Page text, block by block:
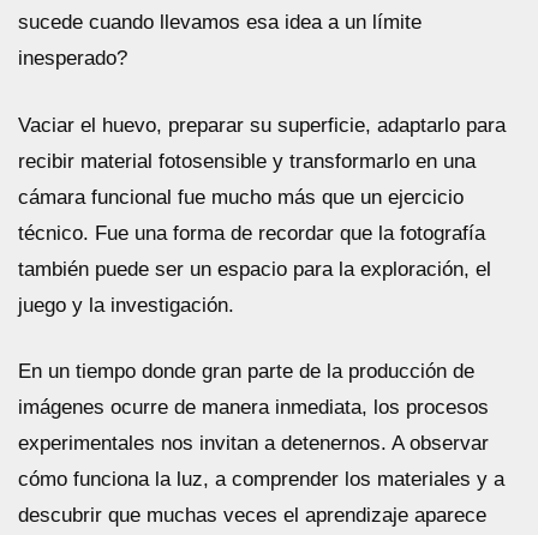
sucede cuando llevamos esa idea a un límite
inesperado?
Vaciar el huevo, preparar su superficie, adaptarlo para
recibir material fotosensible y transformarlo en una
cámara funcional fue mucho más que un ejercicio
técnico. Fue una forma de recordar que la fotografía
también puede ser un espacio para la exploración, el
juego y la investigación.
En un tiempo donde gran parte de la producción de
imágenes ocurre de manera inmediata, los procesos
experimentales nos invitan a detenernos. A observar
cómo funciona la luz, a comprender los materiales y a
descubrir que muchas veces el aprendizaje aparece